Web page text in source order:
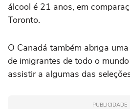
álcool é 21 anos, em
Toronto.
O Canadá também ⁠abriga
de imigrantes de ‌todo o
assistir a algumas das
PUBLICIDADE